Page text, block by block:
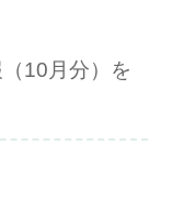
10月分）を